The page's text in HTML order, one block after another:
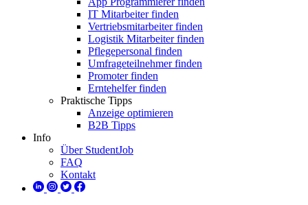
IT Mitarbeiter finden
Vertriebsmitarbeiter finden
Logistik Mitarbeiter finden
Pflegepersonal finden
Umfrageteilnehmer finden
Promoter finden
Erntehelfer finden
Praktische Tipps
Anzeige optimieren
B2B Tipps
Info
Über StudentJob
FAQ
Kontakt